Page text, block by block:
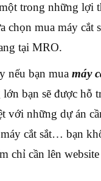
trong những lợi
chọn mua máy cắt
tại MRO.
nếu bạn mua máy
bạn sẽ được hỗ
với những dự án
cắt sắt… bạn
chỉ cần lên